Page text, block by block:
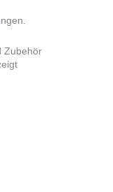
Zubehör